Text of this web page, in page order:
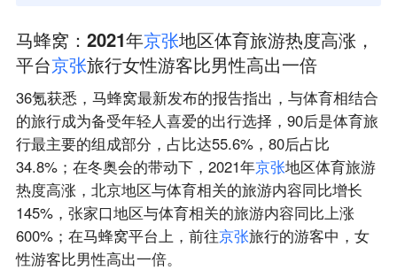
马蜂窝：2021年京张地区体育旅游热度高涨，
平台京张旅行女性游客比男性高出一倍
36氪获悉，马蜂窝最新发布的报告指出，与体育相结合
的旅行成为备受年轻人喜爱的出行选择，90后是体育旅
行最主要的组成部分，占比达55.6%，80后占比
34.8%；在冬奥会的带动下，2021年京张地区体育旅游
热度高涨，北京地区与体育相关的旅游内容同比增长
145%，张家口地区与体育相关的旅游内容同比上涨
600%；在马蜂窝平台上，前往京张旅行的游客中，女
性游客比男性高出一倍。